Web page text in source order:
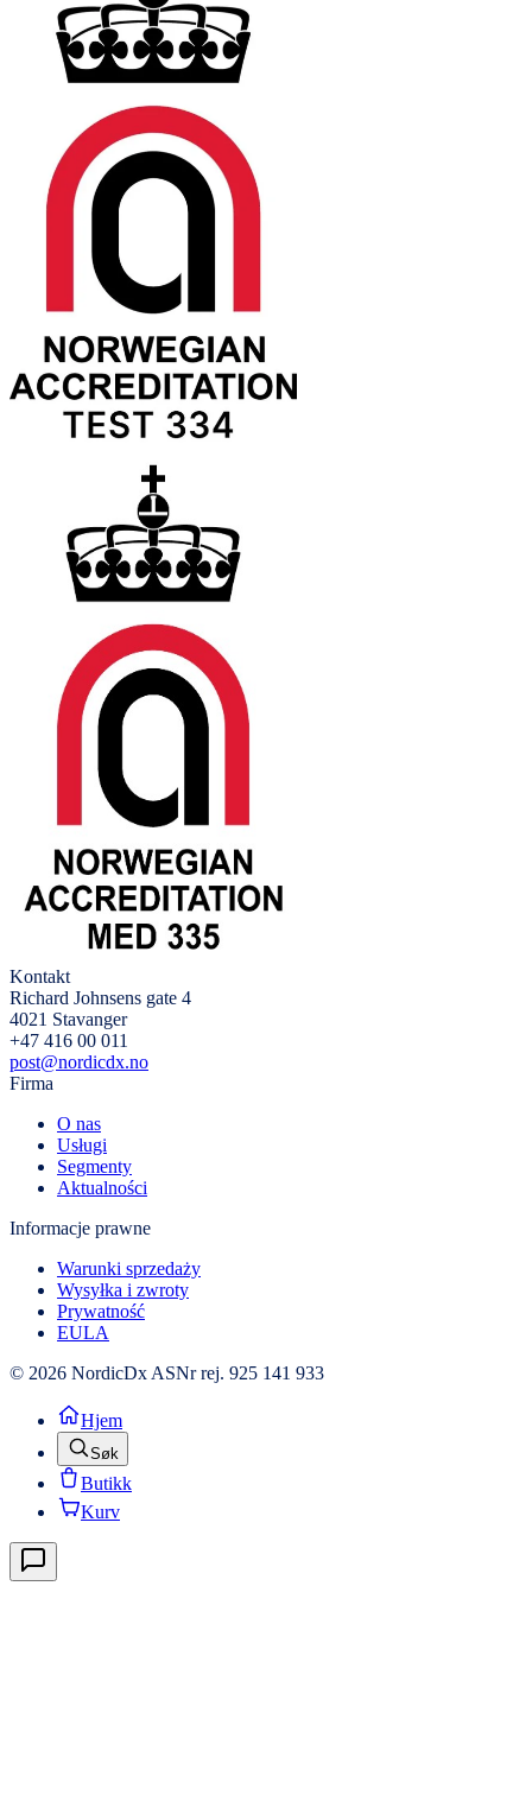
Kontakt
Richard Johnsens gate 4
4021 Stavanger
+47 416 00 011
post@nordicdx.no
Firma
O nas
Usługi
Segmenty
Aktualności
Informacje prawne
Warunki sprzedaży
Wysyłka i zwroty
Prywatność
EULA
© 2026 NordicDx ASNr rej. 925 141 933
Hjem
Søk
Butikk
Kurv